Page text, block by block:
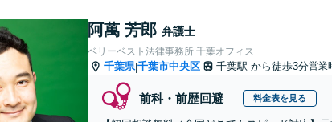
阿萬 芳郎 弁護士
ベリーベスト法律事務所 千葉オフィス
千葉県|千葉市中央区 千葉駅 から徒歩3分営業
前科・前歴回避 料金表を見る